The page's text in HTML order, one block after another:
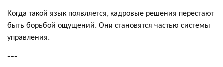
Когда такой язык появляется, кадровые решения перестают
быть борьбой ощущений. Они становятся частью системы
управления.
---